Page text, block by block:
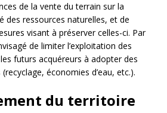
de la vente du terrain sur la
des ressources naturelles, et de
visant à préserver celles-ci. Par
de limiter l’exploitation des
futurs acquéreurs à adopter des
économies d’eau, etc.).
du territoire